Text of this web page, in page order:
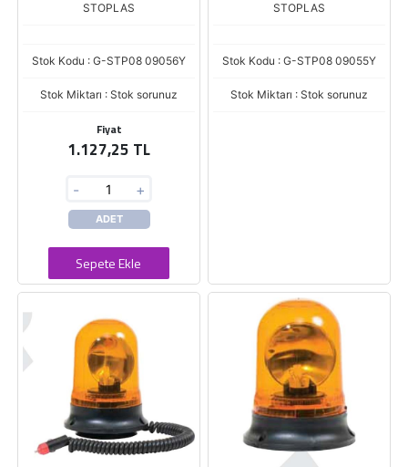
STOPLAS
Stok Kodu : G-STP08 09056Y
Stok Miktarı : Stok sorunuz
Fiyat
1.127,25 TL
- +
ADET
Sepete Ekle
STOPLAS
Stok Kodu : G-STP08 09055Y
Stok Miktarı : Stok sorunuz